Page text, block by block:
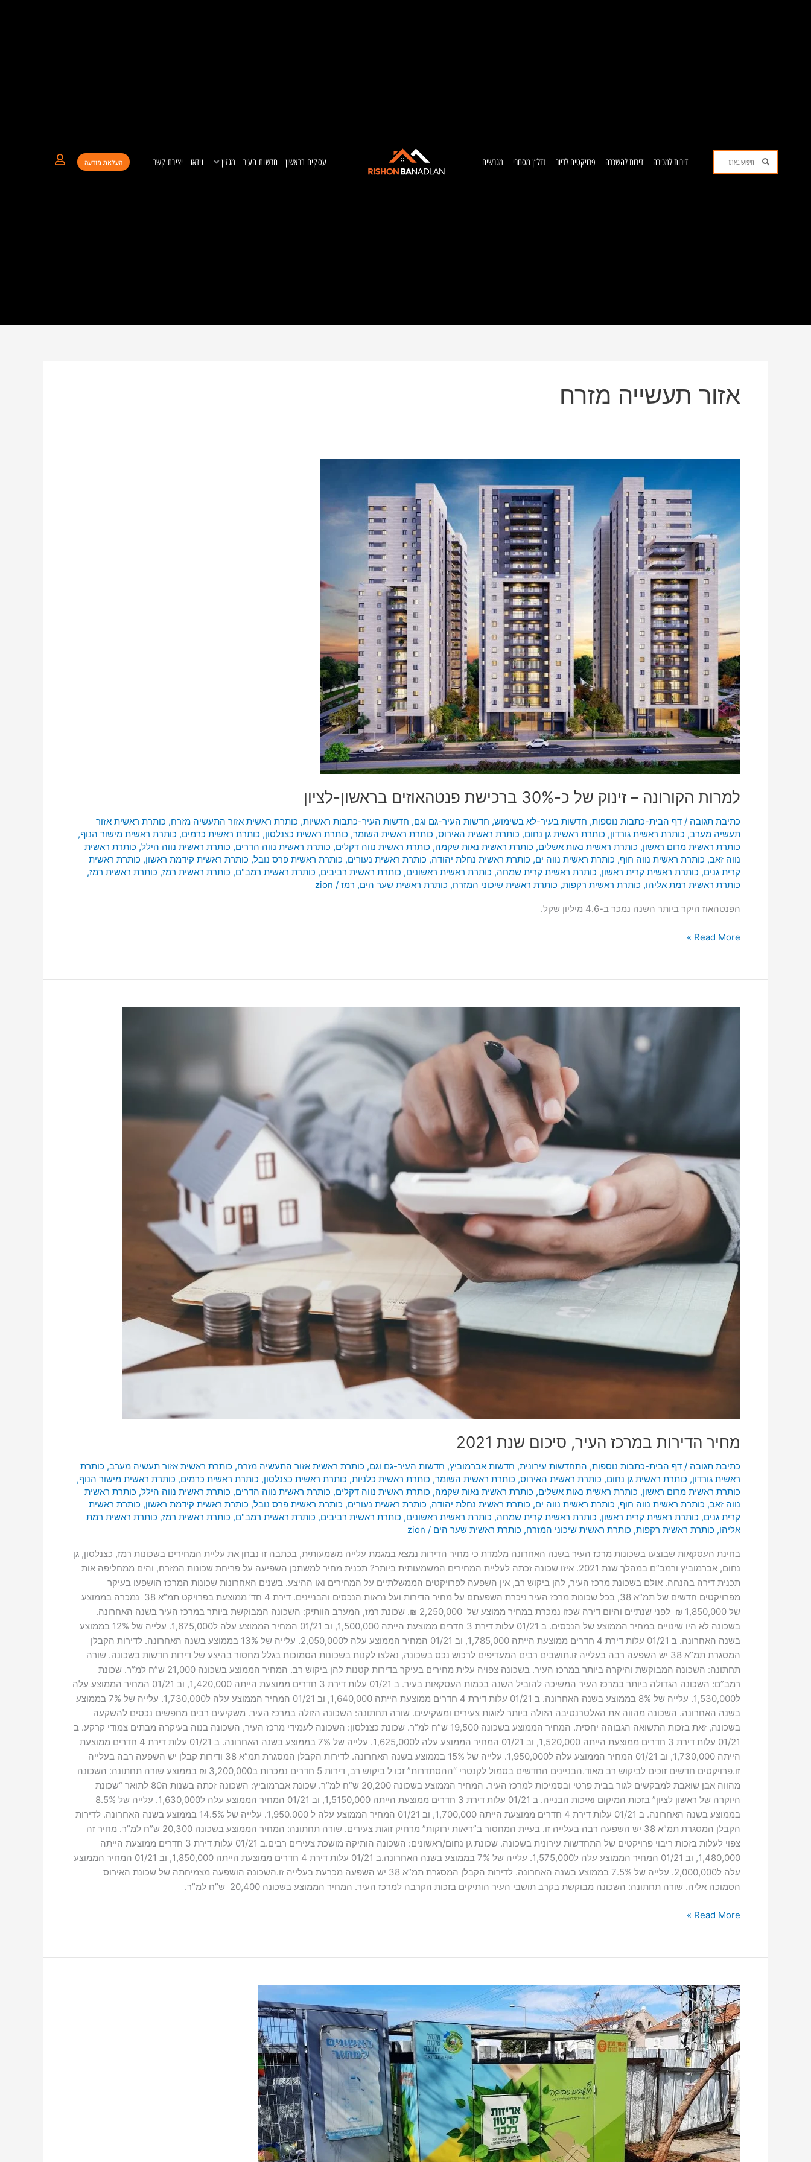
חיפושחיפוש דירות למכירה דירות להשכרה פרויקטים לדיור נדל”ן מסחרי מגרשים עסקים בראשון חדשות העיר מגזין וידאו יצירת קשר העלאת מודעה
אזור תעשייה מזרח
למרות הקורונה – זינוק של כ-30% ברכישת פנטהאוזים בראשון-לציון
כתיבת תגובה / דף הבית-כתבות נוספות, חדשות בעיר-לא בשימוש, חדשות העיר-גם וגם, חדשות העיר-כתבות ראשיות, כותרת ראשית אזור התעשיה מזרח, כותרת ראשית אזור
תעשיה מערב, כותרת ראשית גורדון, כותרת ראשית גן נחום, כותרת ראשית האירוס, כותרת ראשית השומר, כותרת ראשית כצנלסון, כותרת ראשית כרמים, כותרת ראשית מישור הנוף,
כותרת ראשית מרום ראשון, כותרת ראשית נאות אשלים, כותרת ראשית נאות שקמה, כותרת ראשית נווה דקלים, כותרת ראשית נווה הדרים, כותרת ראשית נווה הילל, כותרת ראשית
נווה זאב, כותרת ראשית נווה חוף, כותרת ראשית נווה ים, כותרת ראשית נחלת יהודה, כותרת ראשית נעורים, כותרת ראשית פרס נובל, כותרת ראשית קידמת ראשון, כותרת ראשית
קרית גנים, כותרת ראשית קרית ראשון, כותרת ראשית קרית שמחה, כותרת ראשית ראשונים, כותרת ראשית רביבים, כותרת ראשית רמב"ם, כותרת ראשית רמז, כותרת ראשית רמז,
כותרת ראשית רמת אליהו, כותרת ראשית רקפות, כותרת ראשית שיכוני המזרח, כותרת ראשית שער הים, רמז /
zion
הפנטהאוז היקר ביותר השנה נמכר ב-4.6 מיליון שקל.
של
כ-30%
ברכישת
פנטהאוזים
בראשון-לציון
Read More »
מחיר הדירות במרכז העיר, סיכום שנת 2021
כתיבת תגובה / דף הבית-כתבות נוספות, התחדשות עירונית, חדשות אברמוביץ, חדשות העיר-גם וגם, כותרת ראשית אזור התעשיה מזרח, כותרת ראשית אזור תעשיה מערב, כותרת
ראשית גורדון, כותרת ראשית גן נחום, כותרת ראשית האירוס, כותרת ראשית השומר, כותרת ראשית כלניות, כותרת ראשית כצנלסון, כותרת ראשית כרמים, כותרת ראשית מישור הנוף,
כותרת ראשית מרום ראשון, כותרת ראשית נאות אשלים, כותרת ראשית נאות שקמה, כותרת ראשית נווה דקלים, כותרת ראשית נווה הדרים, כותרת ראשית נווה הילל, כותרת ראשית
נווה זאב, כותרת ראשית נווה חוף, כותרת ראשית נווה ים, כותרת ראשית נחלת יהודה, כותרת ראשית נעורים, כותרת ראשית פרס נובל, כותרת ראשית קידמת ראשון, כותרת ראשית
קרית גנים, כותרת ראשית קרית ראשון, כותרת ראשית קרית שמחה, כותרת ראשית ראשונים, כותרת ראשית רביבים, כותרת ראשית רמב"ם, כותרת ראשית רמז, כותרת ראשית רמת
אליהו, כותרת ראשית רקפות, כותרת ראשית שיכוני המזרח, כותרת ראשית שער הים /
zion
בחינת העסקאות שבוצעו בשכונות מרכז העיר בשנה האחרונה מלמדת כי מחיר הדירות נמצא במגמת עלייה משמעותית, בכתבה זו נבחן את עליית המחירים בשכונות רמז, כצנלסון, גן
נחום, אברמוביץ ורמב”ם במהלך שנת 2021. איזו שכונה זכתה לעליית המחירים המשמעותית ביותר? תכנית מחיר למשתכן השפיעה על פריחת שכונות המזרח, והים ממחליפה אות
תכנית דירה בהנחה. אולם בשכונת מרכז העיר, להן ביקוש רב, אין השפעה לפרויקטים הממשלתיים על המחירים ואו ההיצע. בשנים האחרונות שכונות המרכז הושפעו בעיקר
מפרויקטים חדשים של תמ”א 38, בכל שכונות מרכז העיר ניכרת השפעתם על מחיר הדירות ועל נראות הנכסים והבניינים. דירת 4 חד’ ממוצעת בפרויקט תמ”א 38 נמכרה בממוצע
של 1,850,000 ₪ לפני שנתיים והיום דירה שכזו נמכרת במחיר ממוצע של 2,250,000 ₪. שכונת רמז, המערב הוותיק: השכונה המבוקשת ביותר במרכז העיר בשנה האחרונה.
בשכונה לא היו שינויים במחיר הממוצע של הנכסים. ב 01/21 עלות דירת 3 חדרים ממוצעת הייתה 1,500,000, וב 01/21 המחיר הממוצע עלה ל1,675,000. עלייה של 12% בממוצע
בשנה האחרונה. ב 01/21 עלות דירת 4 חדרים ממוצעת הייתה 1,785,000, וב 01/21 המחיר הממוצע עלה ל2,050,000. עלייה של 13% בממוצע בשנה האחרונה. לדירות הקבלן
המסגרת תמ”א 38 יש השפעה רבה בעלייה זו.תושבים רבים המעדיפים לרכוש נכס בשכונה, נאלצו לקנות בשכונות הסמוכות בגלל מחסור בהיצע של דירות חדשות בשכונה. שורה
תחתונה: השכונה המבוקשת והיקרה ביותר במרכז העיר. בשכונה צפויה עלית מחירים בעיקר בדירות קטנות להן ביקוש רב. המחיר הממוצע בשכונה 21,000 ש”ח למ”ר. שכונת
רמב”ם: השכונה הגדולה ביותר במרכז העיר המשיכה להוביל השנה בכמות העסקאות בעיר. ב 01/21 עלות דירת 3 חדרים ממוצעת הייתה 1,420,000, וב 01/21 המחיר הממוצע עלה
ל1,530,000. עלייה של 8% בממוצע בשנה האחרונה. ב 01/21 עלות דירת 4 חדרים ממוצעת הייתה 1,640,000, וב 01/21 המחיר הממוצע עלה ל1,730,000. עלייה של 7% בממוצע
בשנה האחרונה. השכונה מהווה את האלטרנטיבה הזולה ביותר לזוגות צעירים ומשקיעים. שורה תחתונה: השכונה הזולה במרכז העיר. משקיעים רבים מחפשים נכסים להשקעה
בשכונה, זאת בזכות התשואה הגבוהה יחסית. המחיר הממוצע בשכונה 19,500 ש”ח למ”ר. שכונת כצנלסון: השכונה לעמידי מרכז העיר, השכונה בנוה בעיקרה מבתים צמודי קרקע. ב
01/21 עלות דירת 3 חדרים ממוצעת הייתה 1,520,000, וב 01/21 המחיר הממוצע עלה ל1,625,000. עלייה של 7% בממוצע בשנה האחרונה. ב 01/21 עלות דירת 4 חדרים ממוצעת
הייתה 1,730,000, וב 01/21 המחיר הממוצע עלה ל1,950,000. עלייה של 15% בממוצע בשנה האחרונה. לדירות הקבלן המסגרת תמ”א 38 ודירות קבלן יש השפעה רבה בעלייה
זו.פרויקטים חדשים זוכים לביקוש רב מאוד.הבניינים החדשים בסמול לקנטרי “ההסתדרות” זכו ל ביקוש רב, דירות 5 חדרים נמכרות ב3,200,000 ₪ בממוצע שורה תחתונה: השכונה
מהווה אבן שואבת למבקשים לגור בבית פרטי ובסמיכות למרכז העיר. המחיר הממוצע בשכונה 20,200 ש”ח למ”ר. שכונת אברמוביץ: השכונה זכתה בשנות ה80 לתואר “שכונת
היוקרה של ראשון לציון” בזכות המיקום ואיכות הבנייה. ב 01/21 עלות דירת 3 חדרים ממוצעת הייתה 1,5150,000, וב 01/21 המחיר הממוצע עלה ל1,630,000. עלייה של 8.5%
בממוצע בשנה האחרונה. ב 01/21 עלות דירת 4 חדרים ממוצעת הייתה 1,700,000, וב 01/21 המחיר הממוצע עלה ל 1,950.000. עלייה של 14.5% בממוצע בשנה האחרונה. לדירות
הקבלן המסגרת תמ”א 38 יש השפעה רבה בעלייה זו. בעיית המחסור ב”ריאות ירוקות” מרחיק זוגות צעירים. שורה תחתונה: המחיר הממוצע בשכונה 20,300 ש”ח למ”ר. מחיר זה
צפוי לעלות בזכות ריבוי פרויקטים של התחדשות עירונית בשכונה. שכונת גן נחום/ראשונים: השכונה הותיקה מושכת צעירים רבים.ב 01/21 עלות דירת 3 חדרים ממוצעת הייתה
1,480,000, וב 01/21 המחיר הממוצע עלה ל1,575,000. עלייה של 7% בממוצע בשנה האחרונה.ב 01/21 עלות דירת 4 חדרים ממוצעת הייתה 1,850,000, וב 01/21 המחיר הממוצע
עלה ל2,000,000. עלייה של 7.5% בממוצע בשנה האחרונה. לדירות הקבלן המסגרת תמ”א 38 יש השפעה מכרעת בעלייה זו.השכונה הושפעה מצמיחתה של שכונת האירוס
הסמוכה אליה. שורה תחתונה: השכונה מבוקשת בקרב תושבי העיר הותיקים בזכות הקרבה למרכז העיר. המחיר הממוצע בשכונה 20,400 ש”ח למ”ר.
Read More »
לאור
העלייה
בכמות
המשלוחים:
20
מתקני
מיחזור
קרטונים
יוצבו
בשכונות
העיר